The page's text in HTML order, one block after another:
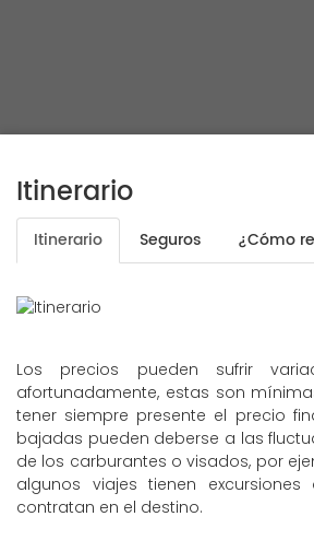
Itinerario
Itinerario Seguros ¿Cómo
Los precios pueden sufrir
afortunadamente, estas son
tener siempre presente el precio
bajadas pueden deberse a las
de los carburantes o visados, por
algunos viajes tienen
contratan en el destino.